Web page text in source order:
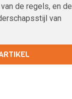
de regels, en de
van